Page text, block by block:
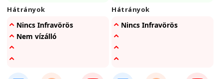
Hátrányok
Nincs Infravörös
Nem vízálló
Hátrányok
Nincs Infravörös